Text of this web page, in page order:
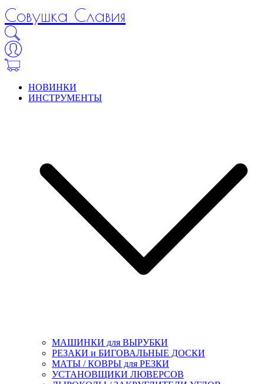
Совушка Славия
НОВИНКИ
ИНСТРУМЕНТЫ
МАШИНКИ для ВЫРУБКИ
РЕЗАКИ и БИГОВАЛЬНЫЕ ДОСКИ
МАТЫ / КОВРЫ для РЕЗКИ
УСТАНОВЩИКИ ЛЮВЕРСОВ